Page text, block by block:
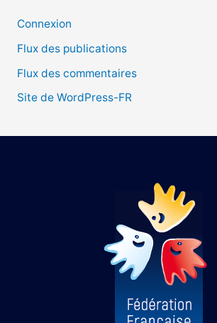
Connexion
Flux des publications
Flux des commentaires
Site de WordPress-FR